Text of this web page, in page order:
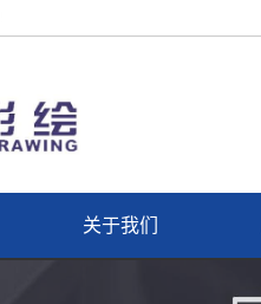
关于我们